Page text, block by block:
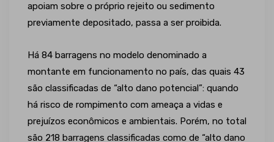
apoiam sobre o próprio rejeito ou sedimento
previamente depositado, passa a ser proibida.
Há 84 barragens no modelo denominado a
montante em funcionamento no país, das quais 43
são classificadas de “alto dano potencial”: quando
há risco de rompimento com ameaça a vidas e
prejuízos econômicos e ambientais. Porém, no total
são 218 barragens classificadas como de “alto dano